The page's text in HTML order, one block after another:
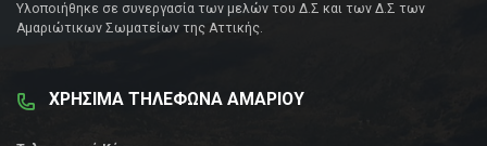
Υλοποιήθηκε σε συνεργασία των μελών του Δ.Σ και των Δ.Σ των
Αμαριώτικων Σωματείων της Αττικής.
ΧΡΗΣΙΜΑ ΤΗΛΕΦΩΝΑ ΑΜΑΡΙΟΥ